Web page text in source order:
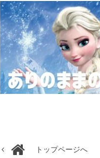
トップページへ